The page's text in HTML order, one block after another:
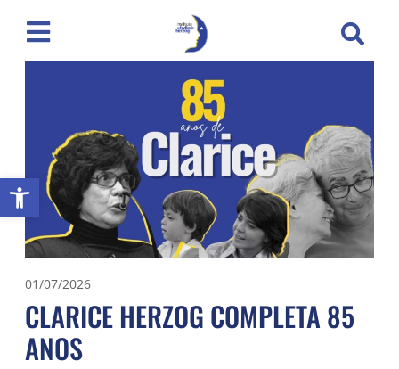
Abrir a barra de ferramentas
01/07/2026
CLARICE HERZOG COMPLETA 85
ANOS